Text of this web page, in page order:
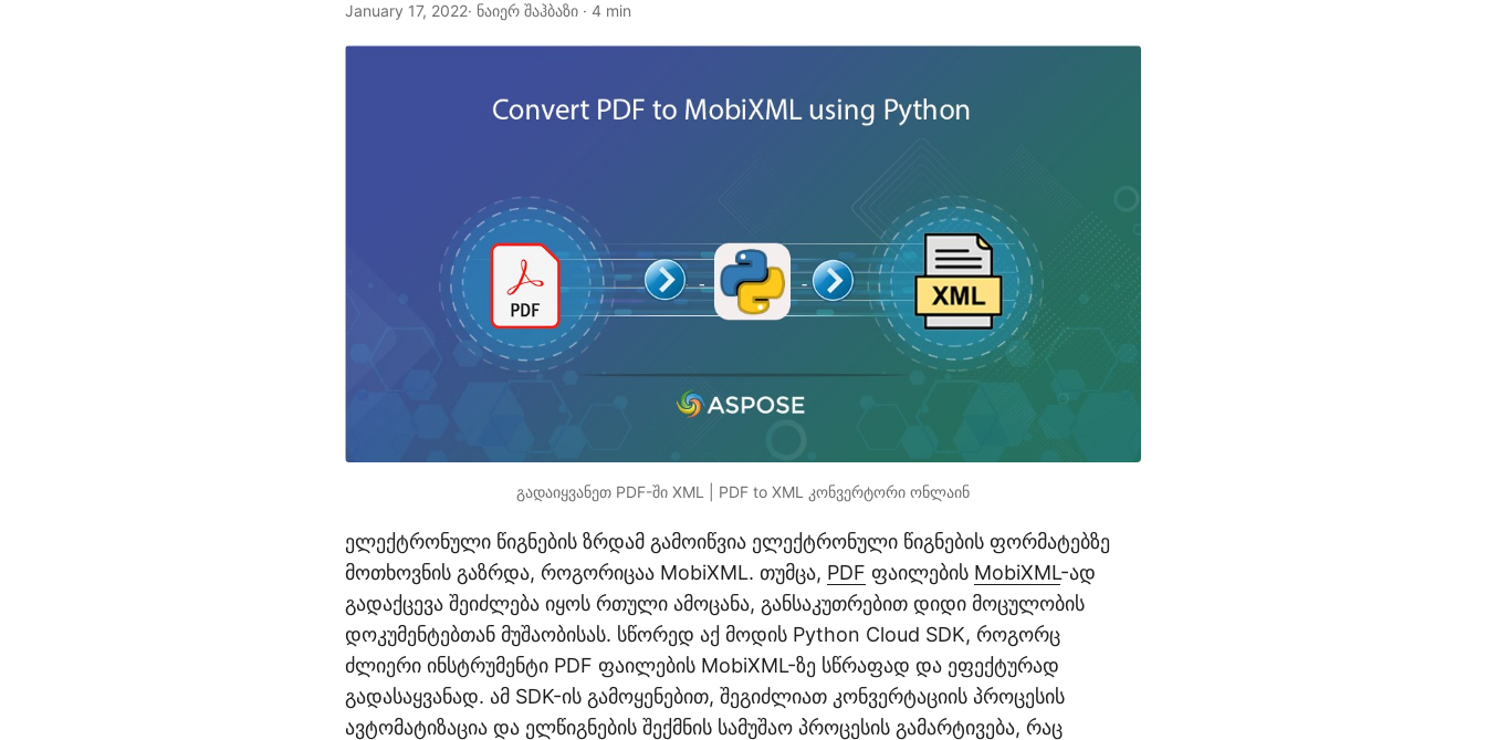
January 17, 2022· ნაიერ შაჰბაზი · 4 min
გადაიყვანეთ PDF-ში XML | PDF to XML კონვერტორი ონლაინ
ელექტრონული წიგნების ზრდამ გამოიწვია ელექტრონული წიგნების ფორმატებზე
მოთხოვნის გაზრდა, როგორიცაა MobiXML. თუმცა, PDF ფაილების MobiXML-ად
გადაქცევა შეიძლება იყოს რთული ამოცანა, განსაკუთრებით დიდი მოცულობის
დოკუმენტებთან მუშაობისას. სწორედ აქ მოდის Python Cloud SDK, როგორც
ძლიერი ინსტრუმენტი PDF ფაილების MobiXML-ზე სწრაფად და ეფექტურად
გადასაყვანად. ამ SDK-ის გამოყენებით, შეგიძლიათ კონვერტაციის პროცესის
ავტომატიზაცია და ელწიგნების შექმნის სამუშაო პროცესის გამარტივება, რაც